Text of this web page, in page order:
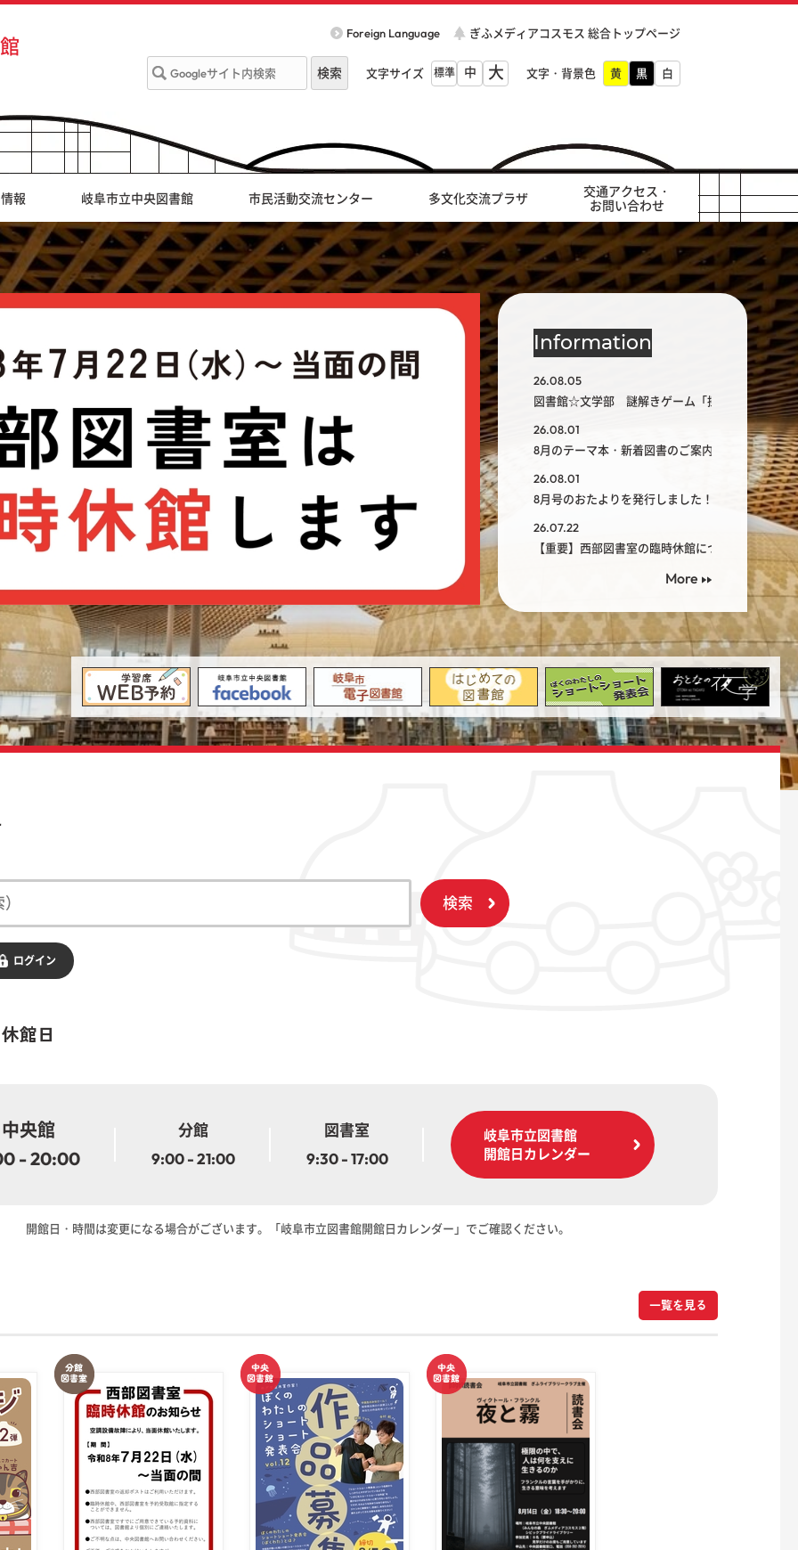
Foreign Language ぎふメディアコスモス 総合トップページ
文字サイズ 標準 中 大 文字・背景色
報 岐阜市立中央図書館 市民活動交流センター 多文化交流プラザ
交通アクセス・
お問い合わせ
Information
26.08.05
図書館☆文学部 謎解きゲーム「探偵ウヤムヤの
26.08.01
8月のテーマ本・新着図書のご案内
26.08.01
8月号のおたよりを発行しました！
26.07.22
【重要】西部図書室の臨時休館について
More
検索
ログイン
館日
中央館
- 20:00
分館
9:00 - 21:00
図書室
9:30 - 17:00
岐阜市立図書館
開館日カレンダー
開館日・時間は変更になる場合がございます。「岐阜市立図書館開館日カレンダー」でご確認ください。
一覧を見る